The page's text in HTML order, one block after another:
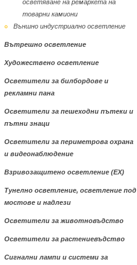
осветяване на ремаркета на
товарни камиони
Външно индустриално осветление
Вътрешно осветление
Художествено осветление
Осветители за билбордове и
рекламни пана
Осветители за пешеходни пътеки и
пътни знаци
Осветители за периметрова охрана
и видеонаблюдение
Взривозащитено осветление (ЕХ)
Тунелно осветление, осветление под
мостове и надлези
Осветители за животновъдство
Осветители за растениевъдство
Сигнални лампи и системи за